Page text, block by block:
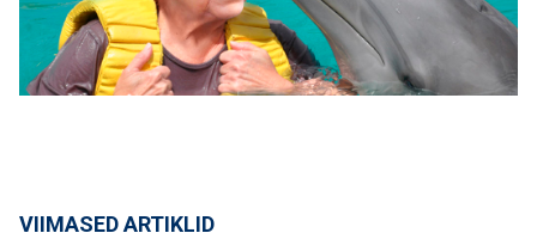
VIIMASED ARTIKLID